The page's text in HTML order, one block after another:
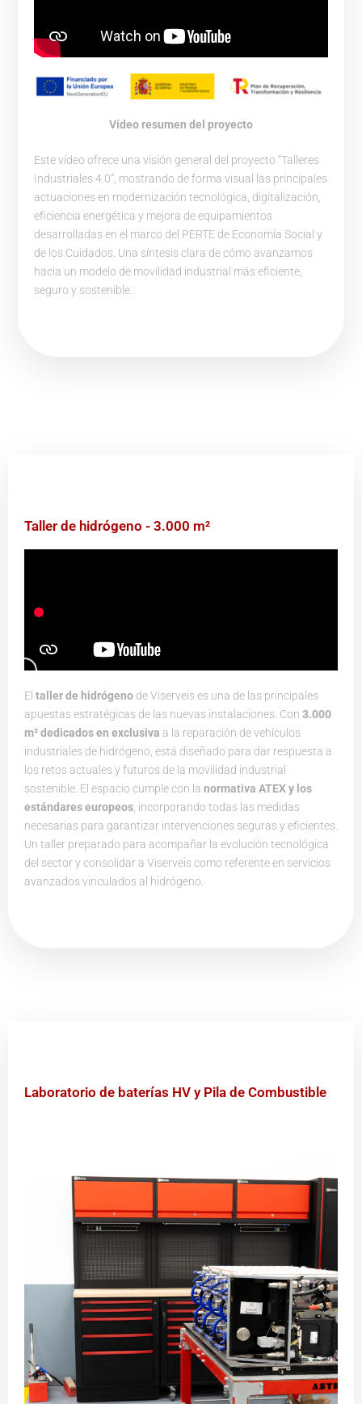
Vídeo resumen del proyecto
Este vídeo ofrece una visión general del proyecto “Talleres
Industriales 4.0”, mostrando de forma visual las principales
actuaciones en modernización tecnológica, digitalización,
eficiencia energética y mejora de equipamientos
desarrolladas en el marco del PERTE de Economía Social y
de los Cuidados. Una síntesis clara de cómo avanzamos
hacia un modelo de movilidad industrial más eficiente,
seguro y sostenible.
Taller de hidrógeno - 3.000 m²
El taller de hidrógeno de Viserveis es una de las principales
apuestas estratégicas de las nuevas instalaciones. Con 3.000
m² dedicados en exclusiva a la reparación de vehículos
industriales de hidrógeno, está diseñado para dar respuesta a
los retos actuales y futuros de la movilidad industrial
sostenible. El espacio cumple con la normativa ATEX y los
estándares europeos, incorporando todas las medidas
necesarias para garantizar intervenciones seguras y eficientes.
Un taller preparado para acompañar la evolución tecnológica
del sector y consolidar a Viserveis como referente en servicios
avanzados vinculados al hidrógeno.
Laboratorio de baterías HV y Pila de Combustible